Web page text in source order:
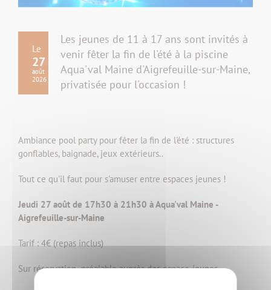
Le
27
août
2026
Les jeunes de 11 à 17 ans sont invités à
venir fêter la fin de l'été à la piscine
Aqua'val Maine d'Aigrefeuille-sur-Maine,
privatisée pour l'occasion !
Ambiance pool party pour fêter la fin de l'été : structures
gonflables, baignade, jeux extérieurs..
Tout ce qu'il faut pour s'amuser entre espaces jeunes !
Jeudi 27 août de 17h30 à 21h30 à Aqua'val Maine -
Aigrefeuille-sur-Maine
Tarif : 4€ (repas inclus)
Sur réservation préalable auprès des espace-jeunes